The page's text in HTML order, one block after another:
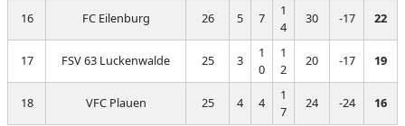
16 FC Eilenburg 26 5 7
1
4
30 -17 22
17 FSV 63 Luckenwalde 25 3
1
0
1
2
20 -17 19
18 VFC Plauen 25 4 4
1
7
24 -24 16